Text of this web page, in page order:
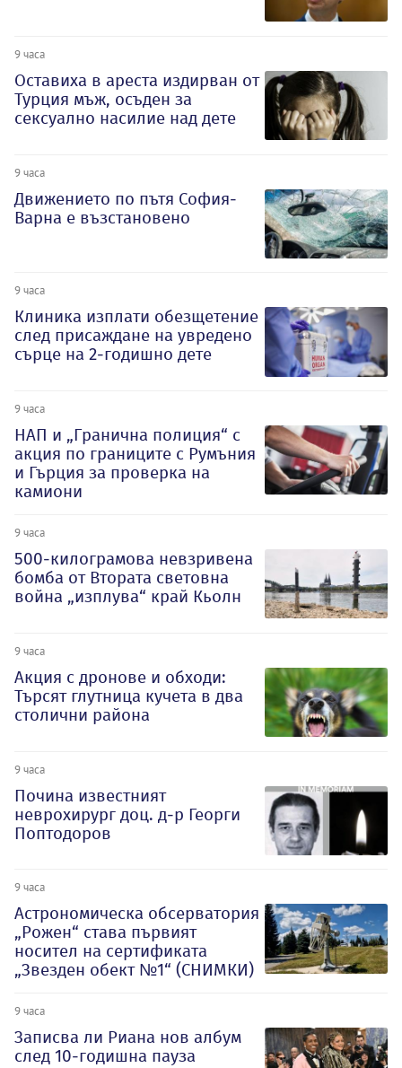
9 часа
Оставиха в ареста издирван от
Турция мъж, осъден за
сексуално насилие над дете
9 часа
Движението по пътя София-
Варна е възстановено
9 часа
Клиника изплати обезщетение
след присаждане на увредено
сърце на 2-годишно дете
9 часа
НАП и „Гранична полиция“ с
акция по границите с Румъния
и Гърция за проверка на
камиони
9 часа
500-килограмова невзривена
бомба от Втората световна
война „изплува“ край Кьолн
9 часа
Акция с дронове и обходи:
Търсят глутница кучета в два
столични района
9 часа
Почина известният
неврохирург доц. д-р Георги
Поптодоров
9 часа
Астрономическа обсерватория
„Рожен“ става първият
носител на сертификата
„Звезден обект №1“ (СНИМКИ)
9 часа
Записва ли Риана нов албум
след 10-годишна пауза